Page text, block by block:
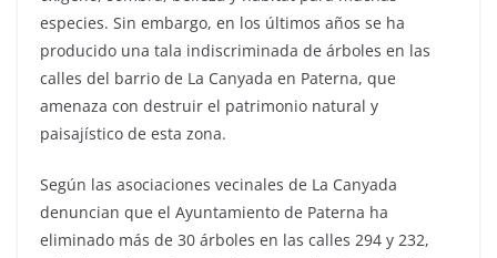
especies. Sin embargo, en los últimos años se ha
producido una tala indiscriminada de árboles en las
calles del barrio de La Canyada en Paterna, que
amenaza con destruir el patrimonio natural y
paisajístico de esta zona.
Según las asociaciones vecinales de La Canyada
denuncian que el Ayuntamiento de Paterna ha
eliminado más de 30 árboles en las calles 294 y 232,